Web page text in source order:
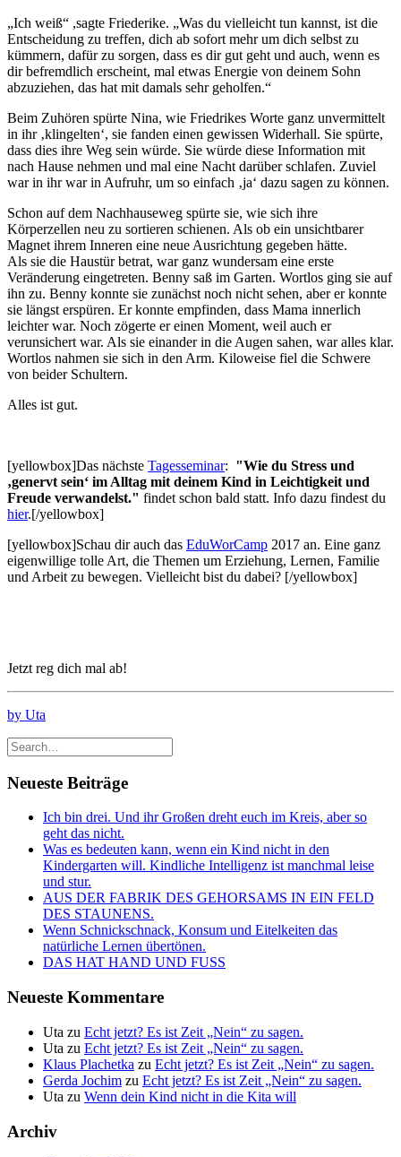
„Ich weiß“ ,sagte Friederike. „Was du vielleicht tun kannst, ist die
Entscheidung zu treffen, dich ab sofort mehr um dich selbst zu
kümmern, dafür zu sorgen, dass es dir gut geht und auch, wenn es
dir befremdlich erscheint, mal etwas Energie von deinem Sohn
abzuziehen, das hat mit damals sehr geholfen.“
Beim Zuhören spürte Nina, wie Friedrikes Worte ganz unvermittelt
in ihr ‚klingelten‘, sie fanden einen gewissen Widerhall. Sie spürte,
dass dies ihre Weg sein würde. Sie würde diese Information mit
nach Hause nehmen und mal eine Nacht darüber schlafen. Zuviel
war in ihr war in Aufruhr, um so einfach ‚ja‘ dazu sagen zu können.
Schon auf dem Nachhauseweg spürte sie, wie sich ihre
Körperzellen neu zu sortieren schienen. Als ob ein unsichtbarer
Magnet ihrem Inneren eine neue Ausrichtung gegeben hätte.
Als sie die Haustür betrat, war ganz wundersam eine erste
Veränderung eingetreten. Benny saß im Garten. Wortlos ging sie auf
ihn zu. Benny konnte sie zunächst noch nicht sehen, aber er konnte
sie längst erspüren. Er konnte empfinden, dass Mama innerlich
leichter war. Noch zögerte er einen Moment, weil auch er
verunsichert war. Als sie einander in die Augen sahen, war alles klar.
Wortlos nahmen sie sich in den Arm. Kiloweise fiel die Schwere
von beider Schultern.
Alles ist gut.
[yellowbox]Das nächste Tagesseminar: "Wie du Stress und
‚genervt sein‘ im Alltag mit deinem Kind in Leichtigkeit und
Freude verwandelst." findet schon bald statt. Info dazu findest du
hier.[/yellowbox]
[yellowbox]Schau dir auch das EduWorCamp 2017 an. Eine ganz
eigenwillige tolle Art, die Themen um Erziehung, Lernen, Familie
und Arbeit zu bewegen. Vielleicht bist du dabei? [/yellowbox]
Jetzt reg dich mal ab!
by Uta
Neueste Beiträge
Ich bin drei. Und ihr Großen dreht euch im Kreis, aber so
geht das nicht.
Was es bedeuten kann, wenn ein Kind nicht in den
Kindergarten will. Kindliche Intelligenz ist manchmal leise
und stur.
AUS DER FABRIK DES GEHORSAMS IN EIN FELD
DES STAUNENS.
Wenn Schnickschnack, Konsum und Eitelkeiten das
natürliche Lernen übertönen.
DAS HAT HAND UND FUSS
Neueste Kommentare
Uta zu Echt jetzt? Es ist Zeit „Nein“ zu sagen.
Uta zu Echt jetzt? Es ist Zeit „Nein“ zu sagen.
Klaus Plachetka zu Echt jetzt? Es ist Zeit „Nein“ zu sagen.
Gerda Jochim zu Echt jetzt? Es ist Zeit „Nein“ zu sagen.
Uta zu Wenn dein Kind nicht in die Kita will
Archiv